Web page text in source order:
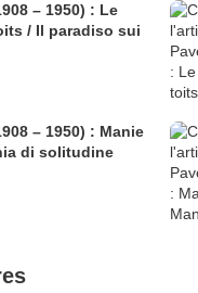
– 1950) : Le
/ Il paradiso sui
– 1950) : Manie
di solitudine